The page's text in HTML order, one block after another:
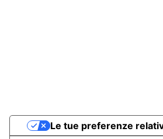
Le tue preferenze